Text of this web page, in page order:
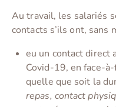
Au travail, les salariés
contacts s’ils ont, sans
eu un contact direct
Covid-19, en face-
quelle que soit la
repas, contact